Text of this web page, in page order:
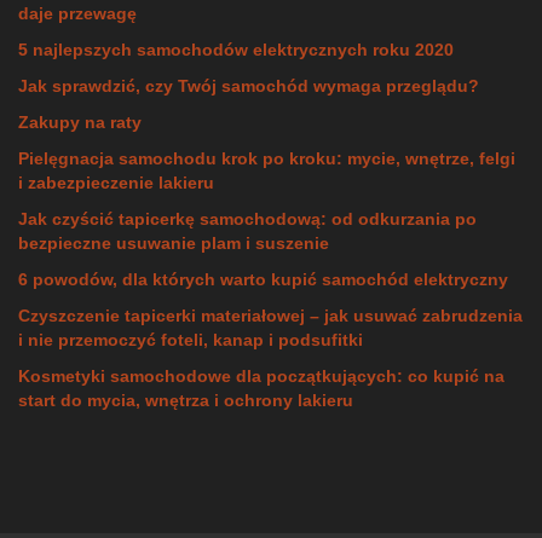
daje przewagę
5 najlepszych samochodów elektrycznych roku 2020
Jak sprawdzić, czy Twój samochód wymaga przeglądu?
Zakupy na raty
Pielęgnacja samochodu krok po kroku: mycie, wnętrze, felgi
i zabezpieczenie lakieru
Jak czyścić tapicerkę samochodową: od odkurzania po
bezpieczne usuwanie plam i suszenie
6 powodów, dla których warto kupić samochód elektryczny
Czyszczenie tapicerki materiałowej – jak usuwać zabrudzenia
i nie przemoczyć foteli, kanap i podsufitki
Kosmetyki samochodowe dla początkujących: co kupić na
start do mycia, wnętrza i ochrony lakieru